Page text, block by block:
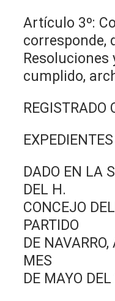
Artículo 3º:
corresponde,
Resoluciones
cumplido,
DADO EN LA
DEL H.
CONCEJO
PARTIDO
DE
MES
DE MAYO